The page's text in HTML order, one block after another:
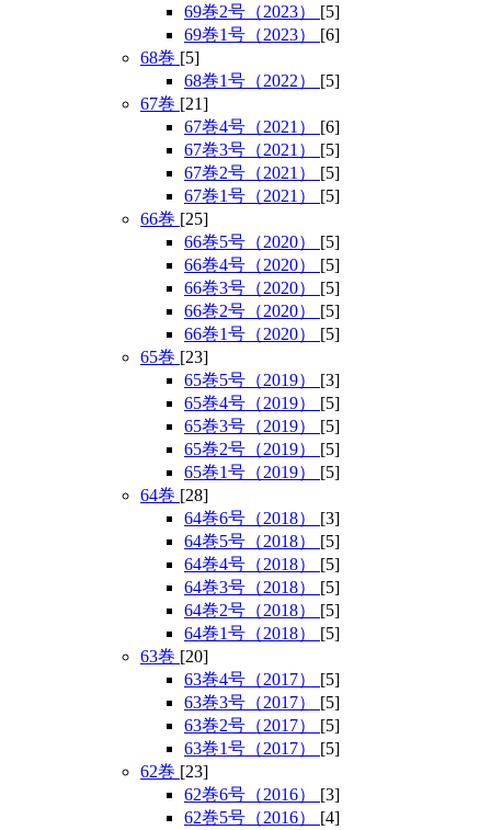
69巻2号（2023） [5]
69巻1号（2023） [6]
68巻 [5]
68巻1号（2022） [5]
67巻 [21]
67巻4号（2021） [6]
67巻3号（2021） [5]
67巻2号（2021） [5]
67巻1号（2021） [5]
66巻 [25]
66巻5号（2020） [5]
66巻4号（2020） [5]
66巻3号（2020） [5]
66巻2号（2020） [5]
66巻1号（2020） [5]
65巻 [23]
65巻5号（2019） [3]
65巻4号（2019） [5]
65巻3号（2019） [5]
65巻2号（2019） [5]
65巻1号（2019） [5]
64巻 [28]
64巻6号（2018） [3]
64巻5号（2018） [5]
64巻4号（2018） [5]
64巻3号（2018） [5]
64巻2号（2018） [5]
64巻1号（2018） [5]
63巻 [20]
63巻4号（2017） [5]
63巻3号（2017） [5]
63巻2号（2017） [5]
63巻1号（2017） [5]
62巻 [23]
62巻6号（2016） [3]
62巻5号（2016） [4]